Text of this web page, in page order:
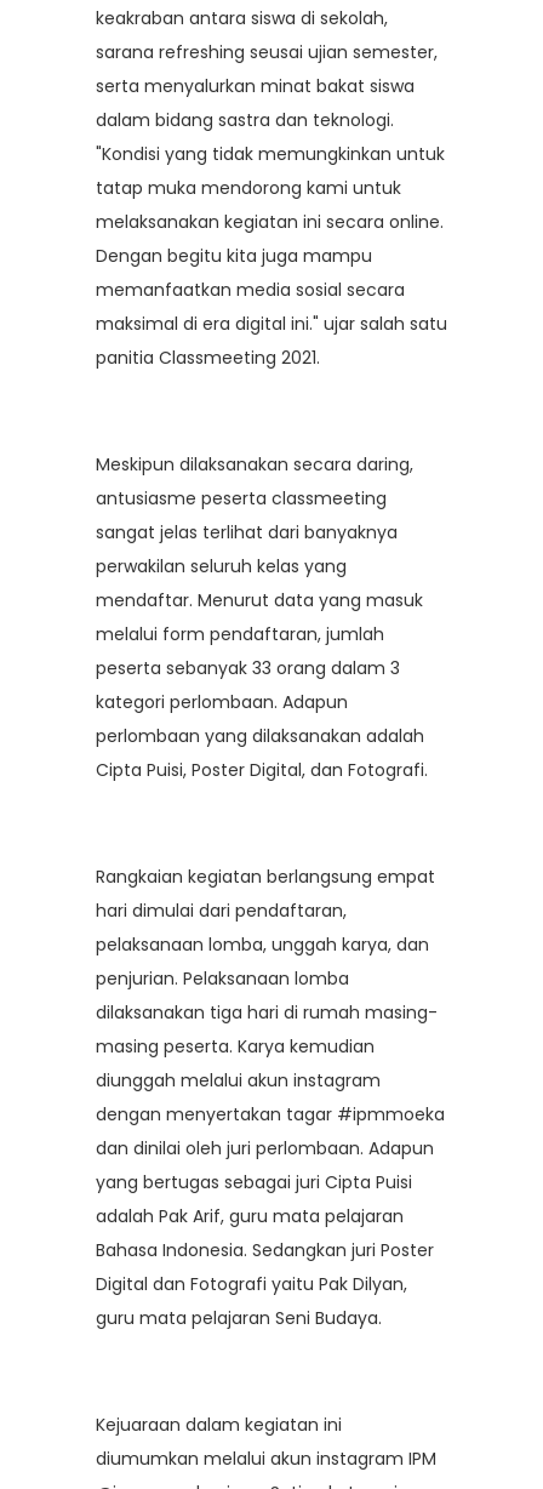
keakraban antara siswa di sekolah,
sarana refreshing seusai ujian semester,
serta menyalurkan minat bakat siswa
dalam bidang sastra dan teknologi.
"Kondisi yang tidak memungkinkan untuk
tatap muka mendorong kami untuk
melaksanakan kegiatan ini secara online.
Dengan begitu kita juga mampu
memanfaatkan media sosial secara
maksimal di era digital ini." ujar salah satu
panitia Classmeeting 2021.
Meskipun dilaksanakan secara daring,
antusiasme peserta classmeeting
sangat jelas terlihat dari banyaknya
perwakilan seluruh kelas yang
mendaftar. Menurut data yang masuk
melalui form pendaftaran, jumlah
peserta sebanyak 33 orang dalam 3
kategori perlombaan. Adapun
perlombaan yang dilaksanakan adalah
Cipta Puisi, Poster Digital, dan Fotografi.
Rangkaian kegiatan berlangsung empat
hari dimulai dari pendaftaran,
pelaksanaan lomba, unggah karya, dan
penjurian. Pelaksanaan lomba
dilaksanakan tiga hari di rumah masing-
masing peserta. Karya kemudian
diunggah melalui akun instagram
dengan menyertakan tagar #ipmmoeka
dan dinilai oleh juri perlombaan. Adapun
yang bertugas sebagai juri Cipta Puisi
adalah Pak Arif, guru mata pelajaran
Bahasa Indonesia. Sedangkan juri Poster
Digital dan Fotografi yaitu Pak Dilyan,
guru mata pelajaran Seni Budaya.
Kejuaraan dalam kegiatan ini
diumumkan melalui akun instagram IPM